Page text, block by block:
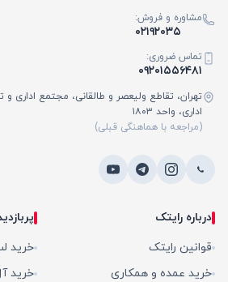
مشاوره و فروش:
۰۲۱۹۲۰۳۵
تماس ضروری:
۰۹۲۰۱۵۵۶۴۸۱
تهران، تقاطع ولیعصر و طالقانی، مجتمع اداری
اداری، واحد ۱۸۰۳
(مراجعه با هماهنگی قبلی)
درباره رایتک
قوانین رایتک
خرید عمده و همکاری
خرید
خرید